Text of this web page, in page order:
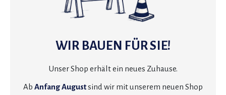
WIR BAUEN FÜR SIE!
Unser Shop erhält ein neues Zuhause.
Ab Anfang Augustsind wir mit unserem neuen Shop